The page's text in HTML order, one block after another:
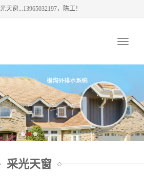
窗...13965032197，陈工！
Toggle
采光天窗